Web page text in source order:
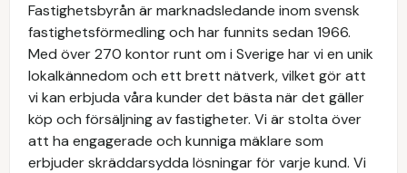
Fastighetsbyrån är marknadsledande inom svensk
fastighetsförmedling och har funnits sedan 1966.
Med över 270 kontor runt om i Sverige har vi en unik
lokalkännedom och ett brett nätverk, vilket gör att
vi kan erbjuda våra kunder det bästa när det gäller
köp och försäljning av fastigheter. Vi är stolta över
att ha engagerade och kunniga mäklare som
erbjuder skräddarsydda lösningar för varje kund. Vi